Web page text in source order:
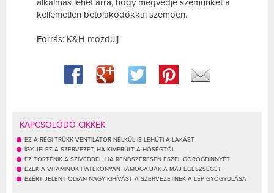
alkalmas lehet arra, hogy megvédje szemünket a
kellemetlen betolakodókkal szemben.
Forrás: K&H mozdulj
KAPCSOLÓDÓ CIKKEK
EZ A RÉGI TRÜKK VENTILÁTOR NÉLKÜL IS LEHŰTI A LAKÁST
ÍGY JELEZ A SZERVEZET, HA KIMERÜLT A HŐSÉGTŐL
EZ TÖRTÉNIK A SZÍVEDDEL, HA RENDSZERESEN ESZEL GÖRÖGDINNYÉT
EZEK A VITAMINOK HATÉKONYAN TÁMOGATJÁK A MÁJ EGÉSZSÉGÉT
EZÉRT JELENT OLYAN NAGY KIHÍVÁST A SZERVEZETNEK A LÉP GYÓGYULÁSA